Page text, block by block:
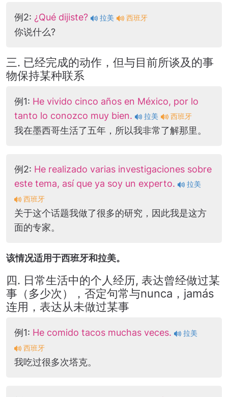
例2: ¿Qué dijiste? 拉美 西班牙
你说什么?
三. 已经完成的动作，但与目前所谈及的事
物保持某种联系
例1: He vivido cinco años en México, por lo
tanto lo conozco muy bien.
拉美 西班牙
我在墨西哥生活了五年，所以我非常了解那里。
例2: He realizado varias investigaciones sobre
este tema, así que ya soy un experto.
拉美
西班牙
关于这个话题我做了很多的研究，因此我是这方
面的专家。
该情况适用于西班牙和拉美。
四. 日常生活中的个人经历, 表达曾经做过某
事（多少次），否定句常与nunca，jamás
连用，表达从未做过某事
例1: He comido tacos muchas veces.
拉美
西班牙
我吃过很多次塔克。